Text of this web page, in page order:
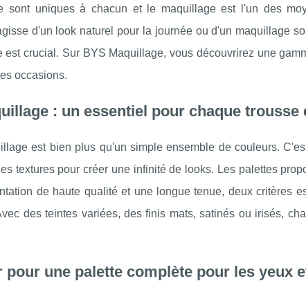
sont uniques à chacun et le maquillage est l'un des
d'un look naturel pour la journée ou d'un maquillage
est crucial. Sur BYS Maquillage, vous découvrirez une
occasions.
: un essentiel pour chaque trousse
est bien plus qu'un simple ensemble de couleurs.
textures pour créer une infinité de looks. Les palettes
de haute qualité et une longue tenue, deux critères
des teintes variées, des finis mats, satinés ou irisés,
pour une palette complète pour les yeux